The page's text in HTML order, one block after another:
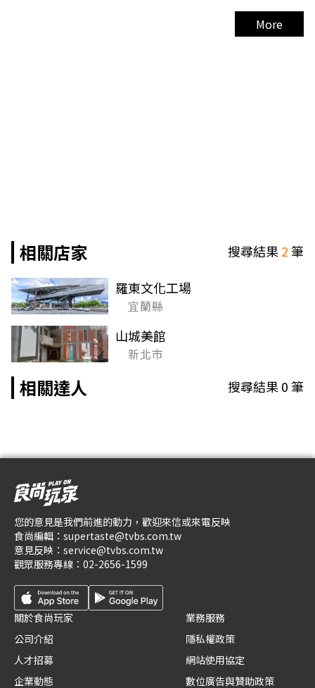
More
相關店家 搜尋結果2筆
羅東文化工場
宜蘭縣
山城美館
新北市
相關達人 搜尋結果0筆
您的意見是我們前進的動力，歡迎來信或來電反映
食尚編輯： supertaste@tvbs.com.tw
意見反映： service@tvbs.com.tw
觀眾服務專線： 02-2656-1599
關於食尚玩家
公司介紹
人才招募
企業動態
業務服務
隱私權政策
網站使用協定
數位廣告與贊助政策